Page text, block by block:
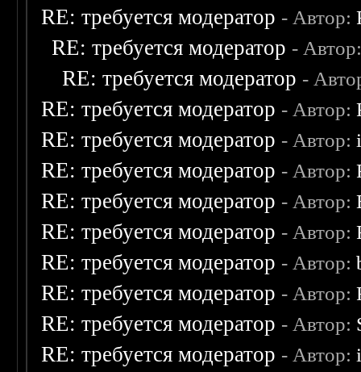
RE: требуется модератор - Автор:
RE: требуется модератор -
RE: требуется модератор -
RE: требуется модератор - Автор:
RE: требуется модератор - Автор:
RE: требуется модератор - Автор:
RE: требуется модератор - Автор:
RE: требуется модератор - Автор:
RE: требуется модератор - Автор:
RE: требуется модератор - Автор:
RE: требуется модератор - Автор:
RE: требуется модератор - Автор: